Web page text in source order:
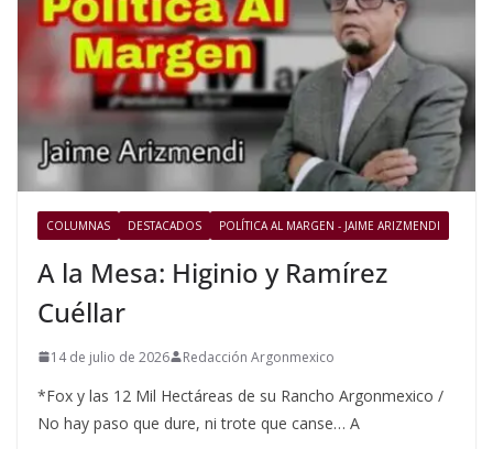
COLUMNAS DESTACADOS POLÍTICA AL MARGEN - JAIME ARIZMENDI
A la Mesa: Higinio y Ramírez
Cuéllar
14 de julio de 2026 Redacción Argonmexico
*Fox y las 12 Mil Hectáreas de su Rancho Argonmexico /
No hay paso que dure, ni trote que canse… A